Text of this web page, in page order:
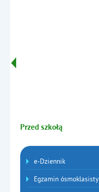
Przed szkołą
Menu dodatkowe
e-Dziennik
Egzamin ósmoklasisty